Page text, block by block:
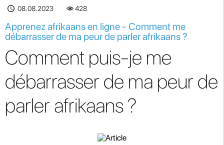
08.08.2023 428
Apprenez afrikaans en ligne - Comment me
débarrasser de ma peur de parler afrikaans ?
Comment puis-je me
débarrasser de ma peur de
parler afrikaans ?